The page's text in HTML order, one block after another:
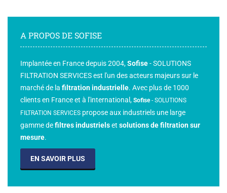
A PROPOS DE SOFISE
Implantée en France depuis 2004,Sofise- SOLUTIONS
FILTRATION SERVICES est l'un des acteurs majeurs sur le
marché de la filtration industrielle. Avec plus de 1000
clients en France et à l'international, Sofise- SOLUTIONS
FILTRATION SERVICES propose aux industriels une large
gamme defiltres industrielset solutions de filtration sur
mesure.
EN SAVOIR PLUS